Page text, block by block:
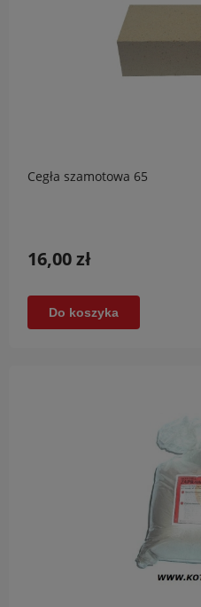
Cegła szamotowa 65
16,00 zł
Do koszyka